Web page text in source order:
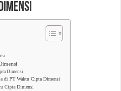
Dimensi
di PT Waktu Cipta Dimensi
Cipta Dimensi